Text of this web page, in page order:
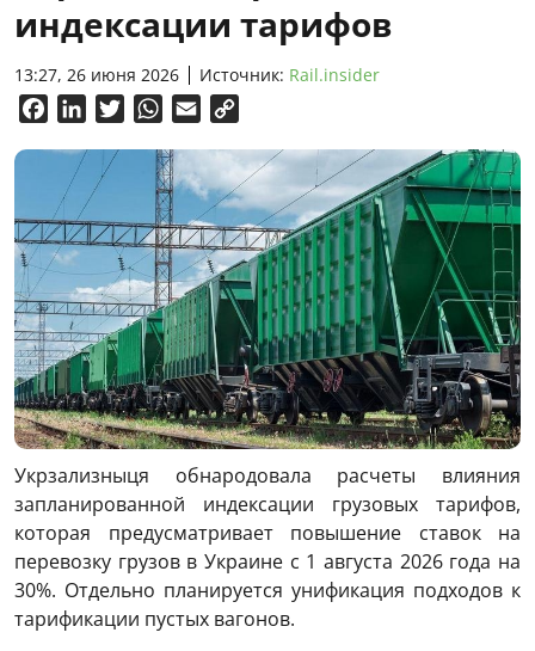
индексации тарифов
13:27, 26 июня 2026 Источник: Rail.insider
FacebookLinkedInTwitterWhatsApp
Email
Укрзализныця обнародовала расчеты влияния
запланированной индексации грузовых тарифов,
которая предусматривает повышение ставок на
перевозку грузов в Украине с 1 августа 2026 года на
30%. Отдельно планируется унификация подходов к
тарификации пустых вагонов.